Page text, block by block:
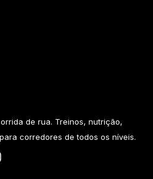
de rua. Treinos, nutrição,
corredores de todos os níveis.​